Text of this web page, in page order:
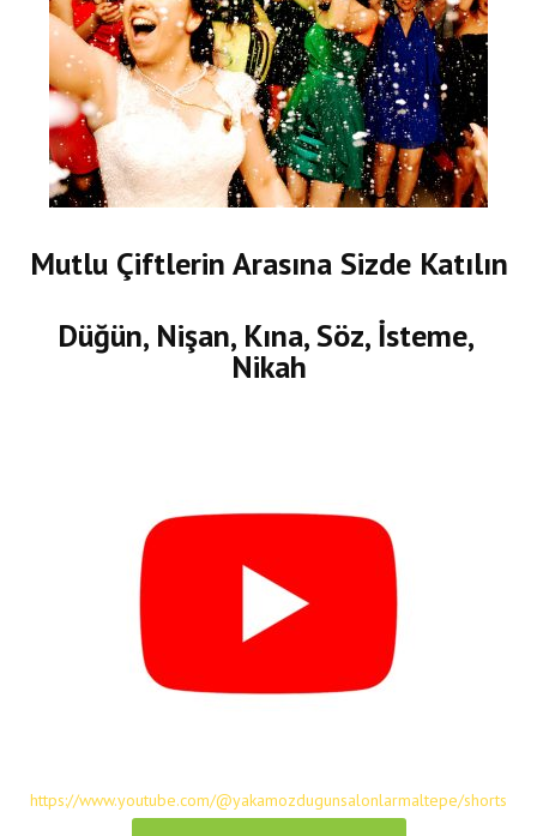
Mutlu Çiftlerin Arasına Sizde Katılın
Düğün, Nişan, Kına, Söz, İsteme,
Nikah
https://www.youtube.com/@yakamozdugunsalonlarmaltepe/shorts